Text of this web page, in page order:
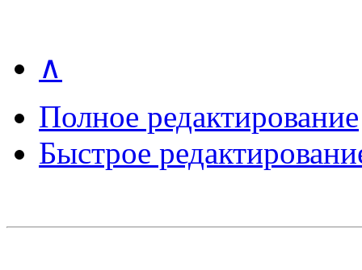
∧
Полное редактирование
Быстрое